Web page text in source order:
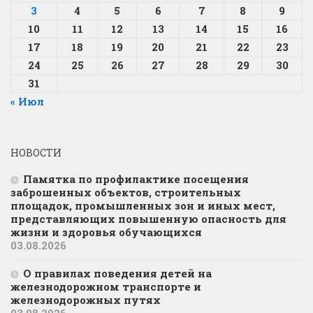
3
4 5 6 7 8
9
10
11 12 13 14 15
16
17
18 19 20 21 22
23
24
25 26 27 28 29
30
31
« Июл
НОВОСТИ
Памятка по профилактике посещения
заброшенных объектов, строительных
площадок, промышленных зон и иных мест,
представляющих повышенную опасность для
жизни и здоровья обучающихся
03.08.2026
О правилах поведения детей на
железнодорожном транспорте и
железнодорожных путях